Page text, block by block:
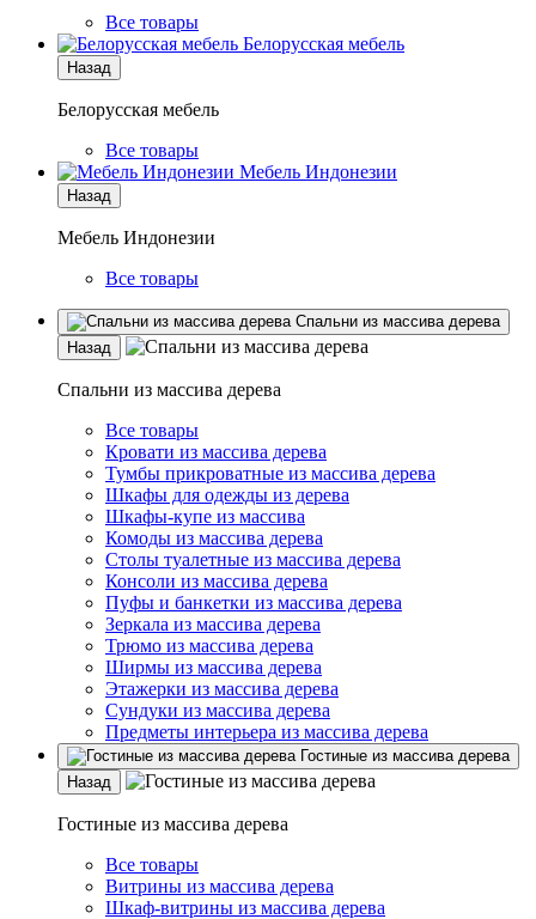
Все товары
Белорусская мебель
Назад
Белорусская мебель
Все товары
Мебель Индонезии
Назад
Мебель Индонезии
Все товары
Спальни из массива дерева
Назад
Спальни из массива дерева
Все товары
Кровати из массива дерева
Тумбы прикроватные из массива дерева
Шкафы для одежды из дерева
Шкафы-купе из массива
Комоды из массива дерева
Столы туалетные из массива дерева
Консоли из массива дерева
Пуфы и банкетки из массива дерева
Зеркала из массива дерева
Трюмо из массива дерева
Ширмы из массива дерева
Этажерки из массива дерева
Сундуки из массива дерева
Предметы интерьера из массива дерева
Гостиные из массива дерева
Назад
Гостиные из массива дерева
Все товары
Витрины из массива дерева
Шкаф-витрины из массива дерева